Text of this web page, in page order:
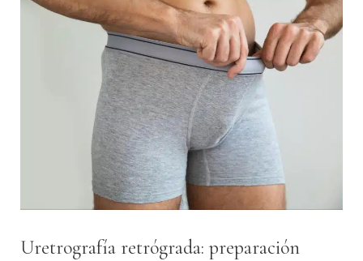
Uretrografía retrógrada: preparación